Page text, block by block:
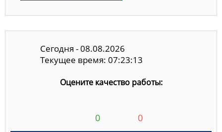
Сегодня - 08.08.2026
Текущее время: 07:23:14
Оцените качество работы:
0 0